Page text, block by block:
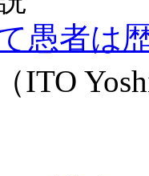
愚者は